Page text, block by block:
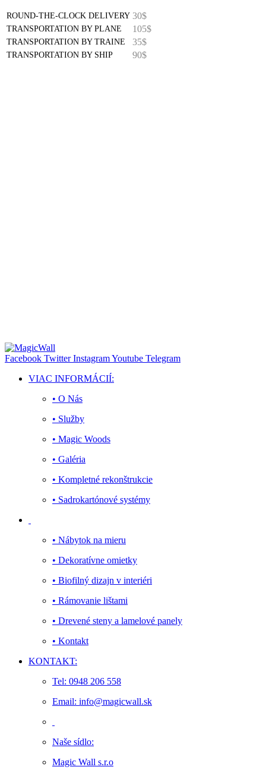
ROUND-THE-CLOCK DELIVERY 30$
TRANSPORTATION BY PLANE 105$
TRANSPORTATION BY TRAINE 35$
TRANSPORTATION BY SHIP 90$
Facebook Twitter InstagramYoutube Telegram
VIAC INFORMÁCIÍ:
• O Nás
• Služby
• Magic Woods
• Galéria
• Kompletné rekonštrukcie
• Sadrokartónové systémy
• Nábytok na mieru
• Dekoratívne omietky
• Biofilný dizajn v interiéri
• Rámovanie lištami
• Drevené steny a lamelové panely
• Kontakt
KONTAKT:
Tel: 0948 206 558
Email: info@magicwall.sk
Naše sídlo:
Magic Wall s.r.o